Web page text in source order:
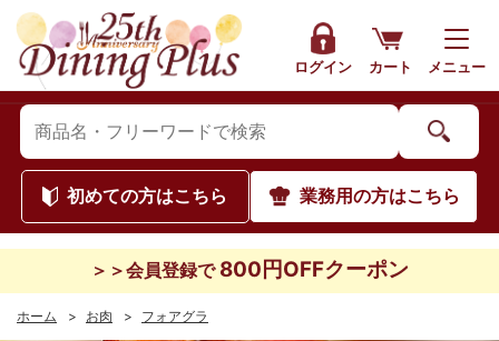
ログイン カート メニュー
初めての方はこちら 業務用の方はこちら
＞＞会員登録で 800円OFFクーポン
ホーム > お肉 > フォアグラ